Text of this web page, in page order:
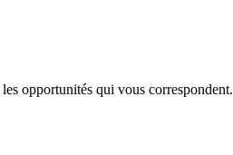
opportunités qui vous correspondent.